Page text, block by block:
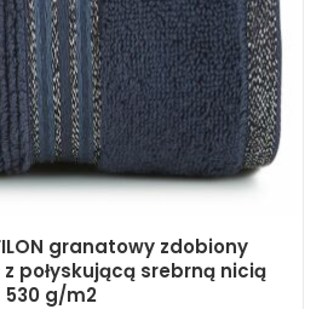
granatowy zdobiony
połyskującą srebrną nicią
530 g/m2